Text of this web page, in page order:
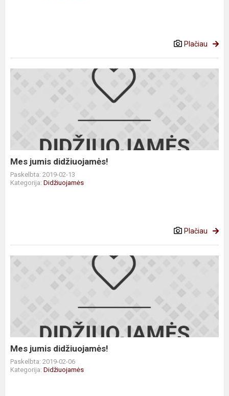
Plačiau
Mes
Mes jumis didžiuojamės!
Paskelbta: 2019-02-13
Kategorija: Didžiuojamės
Plačiau
Mes
Mes jumis didžiuojamės!
Paskelbta: 2019-02-06
Kategorija: Didžiuojamės